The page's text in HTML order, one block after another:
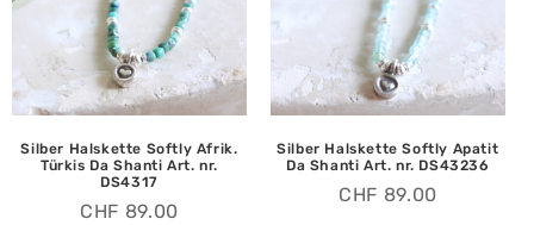
Silber Halskette Softly Afrik.
Türkis Da Shanti Art. nr.
DS4317
CHF 89.00
Silber Halskette Softly Apatit
Da Shanti Art. nr. DS43236
CHF 89.00